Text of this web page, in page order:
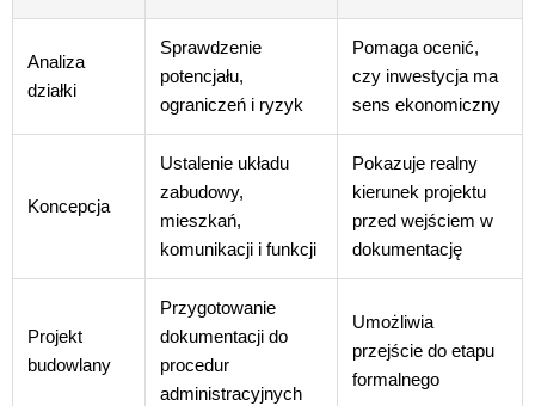
Analiza
działki
Sprawdzenie
potencjału,
ograniczeń i ryzyk
Pomaga ocenić,
czy inwestycja ma
sens ekonomiczny
Koncepcja
Ustalenie układu
zabudowy,
mieszkań,
komunikacji i funkcji
Pokazuje realny
kierunek projektu
przed wejściem w
dokumentację
Projekt
budowlany
Przygotowanie
dokumentacji do
procedur
administracyjnych
Umożliwia
przejście do etapu
formalnego